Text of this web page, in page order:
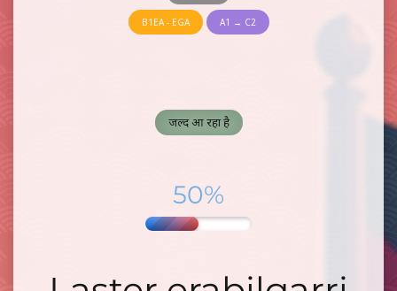
B1EA - EGA A1 → C2
जल्द आ रहा है
50%